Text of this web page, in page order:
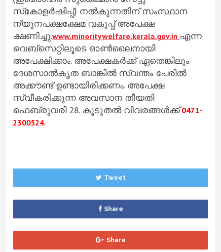
സ്‌കോളർഷിപ്പ്) നൽകുന്നതിന് സംസ്ഥാന
ന്യൂനപക്ഷക്ഷേമ വകുപ്പ് അപേക്ഷ
ക്ഷണിച്ചു.www.minoritywelfare.kerala.gov.in എന്ന
വെബ്‌സെറ്റിലൂടെ ഓൺലൈനായി
അപേക്ഷിക്കാം. അപേക്ഷകർക്ക് ഏതെങ്കിലും
ദേശസാൽകൃത ബാങ്കിൽ സ്വന്തം പേരിൽ
അക്കൗണ്ട് ഉണ്ടായിരിക്കണം. അപേക്ഷ
സ്വീകരിക്കുന്ന അവസാന തീയതി
ഫെബ്രുവരി 28. കൂടുതൽ വിവരങ്ങൾക്ക്0471-
2300524.
Tweet
Share
Share